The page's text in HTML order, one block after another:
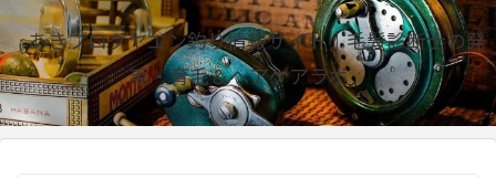
あきブログヤエン釣り情報サイト｜毛髪診断士の発
毛・育毛＆ヘアケアラボ